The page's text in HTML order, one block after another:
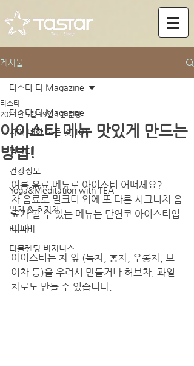
게시물
타스타 티 Magazine
차에 대한 모든 것 101
밀크티
건강정보
Yoga&Meditation with TEA
말차 & 호지차
티 파티
티블렌딩 비지니스
타스타 티 Magazine
아이스티 메뉴 맛있게 만드는
방법!
타스타
2021년 5월 19일 1분 분량
여름 음료 메뉴로 아이스티 어떠세요?
차 음료로 밀크티 외에 또 다른 시그니쳐 음
료가 될 수 있는 메뉴는 단연코 아이스티입
니다!
아이스티는 차 잎 (녹차, 홍차, 우롱차, 보
이차 등)을 우려서 만들거나 허브차, 과일
차로도 만들 수 있습니다.